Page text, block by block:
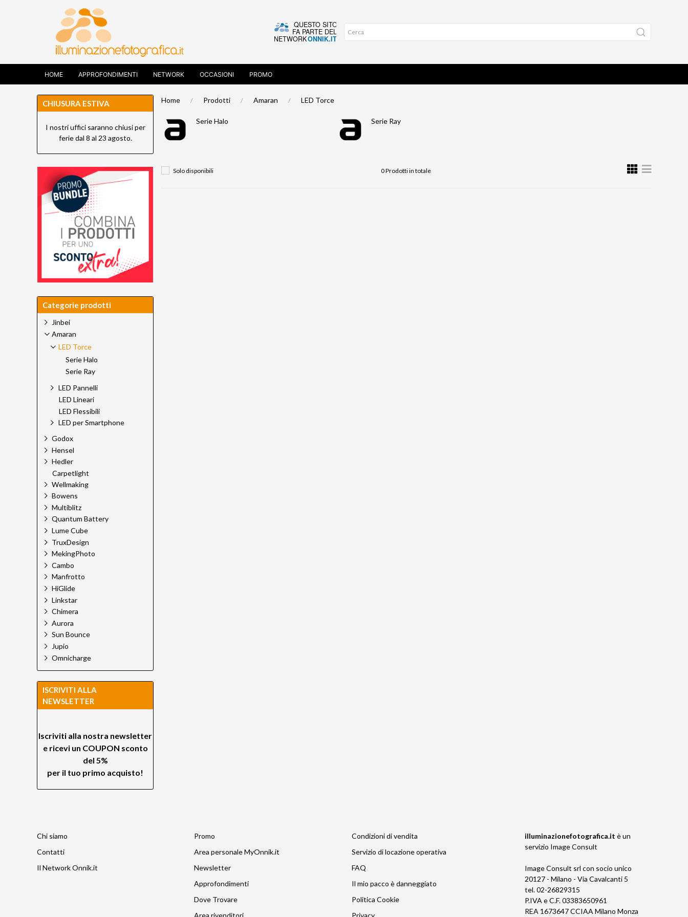
HOME APPROFONDIMENTI NETWORK OCCASIONI PROMO
Home Prodotti Amaran LED Torce
Serie Halo Serie Ray
Solo disponibili 0 Prodotti in totale
CHIUSURA ESTIVA
I nostri uffici saranno chiusi per
ferie dal 8 al 23 agosto.
Categorie prodotti
Jinbei
Amaran
LED Torce
Serie Halo
Serie Ray
LED Pannelli
LED Lineari
LED Flessibili
LED per Smartphone
Godox
Hensel
Hedler
Carpetlight
Wellmaking
Bowens
Multiblitz
Quantum Battery
Lume Cube
TruxDesign
MekingPhoto
Cambo
Manfrotto
HiGlide
Linkstar
Chimera
Aurora
Sun Bounce
Jupio
Omnicharge
ISCRIVITI ALLA
NEWSLETTER
Iscriviti alla nostra newsletter
e ricevi un COUPON sconto
del 5%
per il tuo primo acquisto!
Chi siamo
Contatti
Il Network Onnik.it
Promo
Area personale MyOnnik.it
Newsletter
Approfondimenti
Dove Trovare
Area rivenditori
Condizioni di vendita
Servizio di locazione operativa
FAQ
Il mio pacco è danneggiato
Politica Cookie
Privacy
illuminazionefotografica.it è un
servizio Image Consult
Image Consult srl con socio unico
20127 - Milano - Via Cavalcanti 5
tel. 02-26829315
P.IVA e C.F. 03383650961
REA 1673647 CCIAA Milano Monza